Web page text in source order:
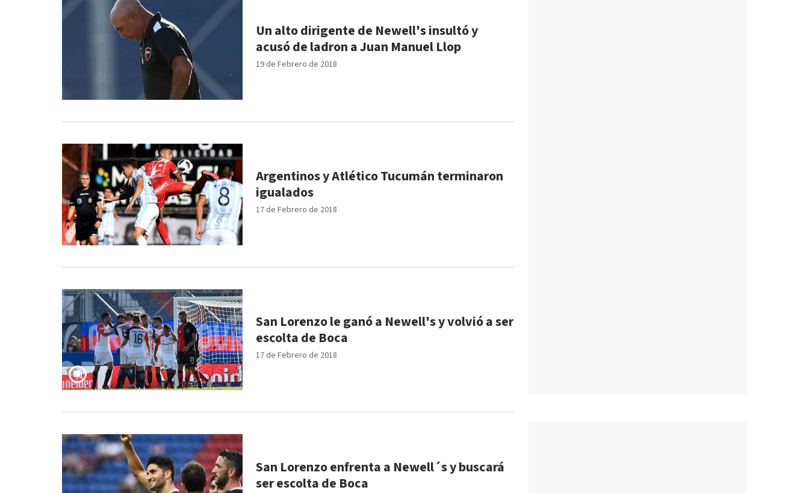
19 de Febrero de 2018
Un alto dirigente de Newell's insultó y
acusó de ladron a Juan Manuel Llop
17 de Febrero de 2018
Argentinos y Atlético Tucumán terminaron
igualados
17 de Febrero de 2018
San Lorenzo le ganó a Newell's y volvió a ser
escolta de Boca
San Lorenzo enfrenta a Newell´s y buscará
ser escolta de Boca